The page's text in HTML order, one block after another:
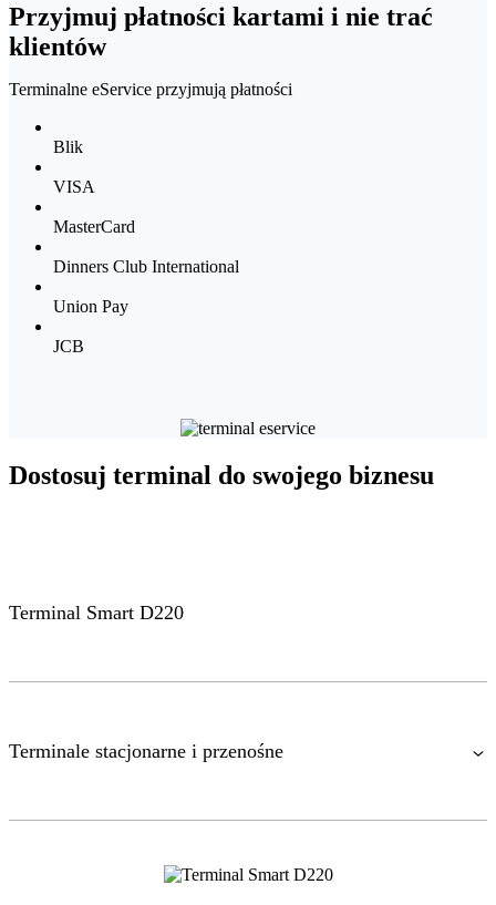
Przyjmuj płatności kartami i nie trać
klientów
Terminalne eService przyjmują płatności
Blik
VISA
MasterCard
Dinners Club International
Union Pay
JCB
Dostosuj terminal do swojego biznesu
Terminal Smart D220
Terminale stacjonarne i przenośne